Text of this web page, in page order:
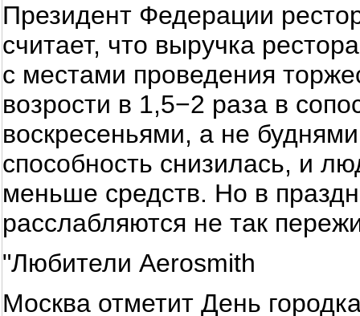
Президент Федерации
считает, что выручка
с местами проведения
возрости в 1,5−2 раза в
воскресеньями, а не
способность снизилась, и
меньше средств. Но в
расслабляются не так
"Любители Aerosmith
Москва отметит День